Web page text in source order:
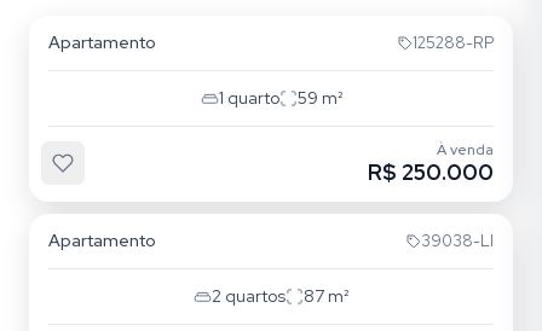
Apartamento 125288-RP
1 quarto 59 m²
À venda
R$ 250.000
Apartamento 39038-LI
2 quartos 87 m²